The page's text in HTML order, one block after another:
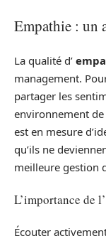
Empathie : un
La qualité d’
management.
partager les
environnement
est en mesure
qu’ils ne
meilleure gestion
L’importance de
Écouter